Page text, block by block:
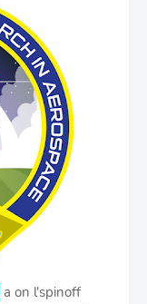
a on l'spinoff